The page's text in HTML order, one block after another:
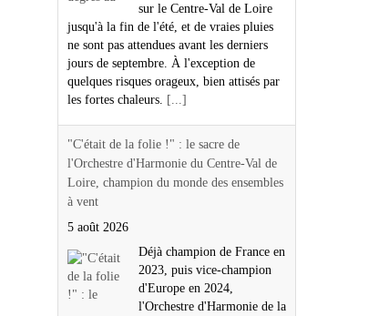
sur le Centre-Val de Loire
jusqu'à la fin de l'été, et de vraies pluies
ne sont pas attendues avant les derniers
jours de septembre. À l'exception de
quelques risques orageux, bien attisés par
les fortes chaleurs.
[...]
"C'était de la folie !" : le sacre de
l'Orchestre d'Harmonie du Centre-Val de
Loire, champion du monde des ensembles
à vent
5 août 2026
Déjà champion de France en
2023, puis vice-champion
d'Europe en 2024,
l'Orchestre d'Harmonie de la